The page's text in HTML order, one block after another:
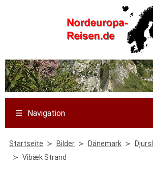
☰ Navigation
Startseite Bilder Dänemark
Vibæk Strand